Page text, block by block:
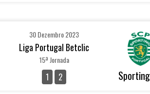
30 Dezembro 2023
Liga Portugal Betclic
15ª Jornada
1 2